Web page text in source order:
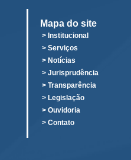
Mapa do site
> Institucional
> Serviços
> Notícias
> Jurisprudência
> Transparência
> Legislação
> Ouvidoria
> Contato